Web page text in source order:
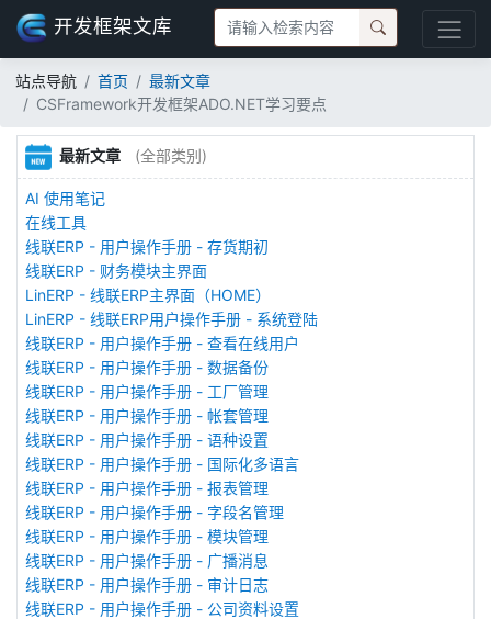
开发框架文库
站点导航 首页
最新文章
CSFramework开发框架ADO.NET学习要点
最新文章 (全部类别)
AI 使用笔记
在线工具
线联ERP - 用户操作手册 - 存货期初
线联ERP - 财务模块主界面
LinERP - 线联ERP主界面（HOME）
LinERP - 线联ERP用户操作手册 - 系统登陆
线联ERP - 用户操作手册 - 查看在线用户
线联ERP - 用户操作手册 - 数据备份
线联ERP - 用户操作手册 - 工厂管理
线联ERP - 用户操作手册 - 帐套管理
线联ERP - 用户操作手册 - 语种设置
线联ERP - 用户操作手册 - 国际化多语言
线联ERP - 用户操作手册 - 报表管理
线联ERP - 用户操作手册 - 字段名管理
线联ERP - 用户操作手册 - 模块管理
线联ERP - 用户操作手册 - 广播消息
线联ERP - 用户操作手册 - 审计日志
线联ERP - 用户操作手册 - 公司资料设置